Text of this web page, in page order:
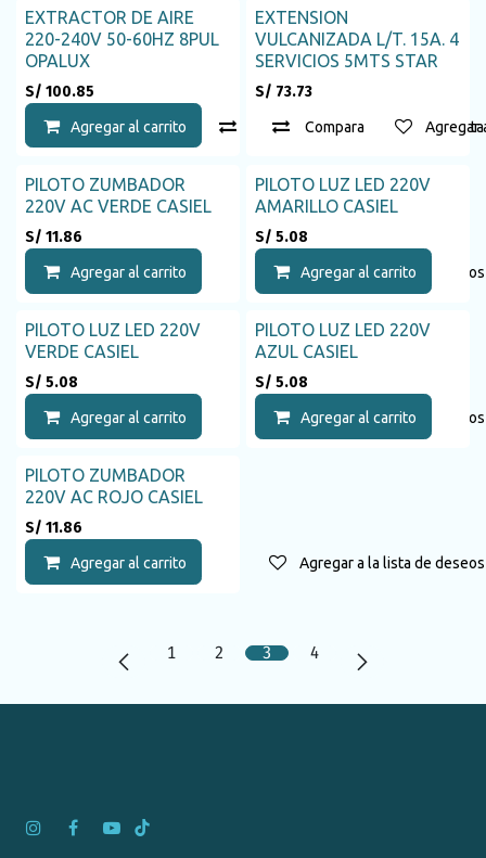
EXTRACTOR DE AIRE
220-240V 50-60HZ 8PUL
OPALUX
S/ 100.85
Agregar al carrito Compara Agregar a la
EXTENSION
VULCANIZADA L/T. 15A. 4
SERVICIOS 5MTS STAR
S/ 73.73
Compara Agregar
PILOTO ZUMBADOR
220V AC VERDE CASIEL
S/ 11.86
Agregar al carrito Agregar a la lista de deseos
PILOTO LUZ LED 220V
AMARILLO CASIEL
S/ 5.08
Agregar al carrito
PILOTO LUZ LED 220V
VERDE CASIEL
S/ 5.08
Agregar al carrito Agregar a la lista de deseos
PILOTO LUZ LED 220V
AZUL CASIEL
S/ 5.08
Agregar al carrito
PILOTO ZUMBADOR
220V AC ROJO CASIEL
S/ 11.86
Agregar al carrito Agregar a la lista de deseos
1 2 3 4